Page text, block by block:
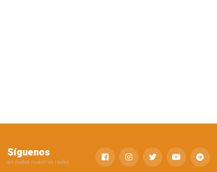
Síguenos
en todas nuestras redes